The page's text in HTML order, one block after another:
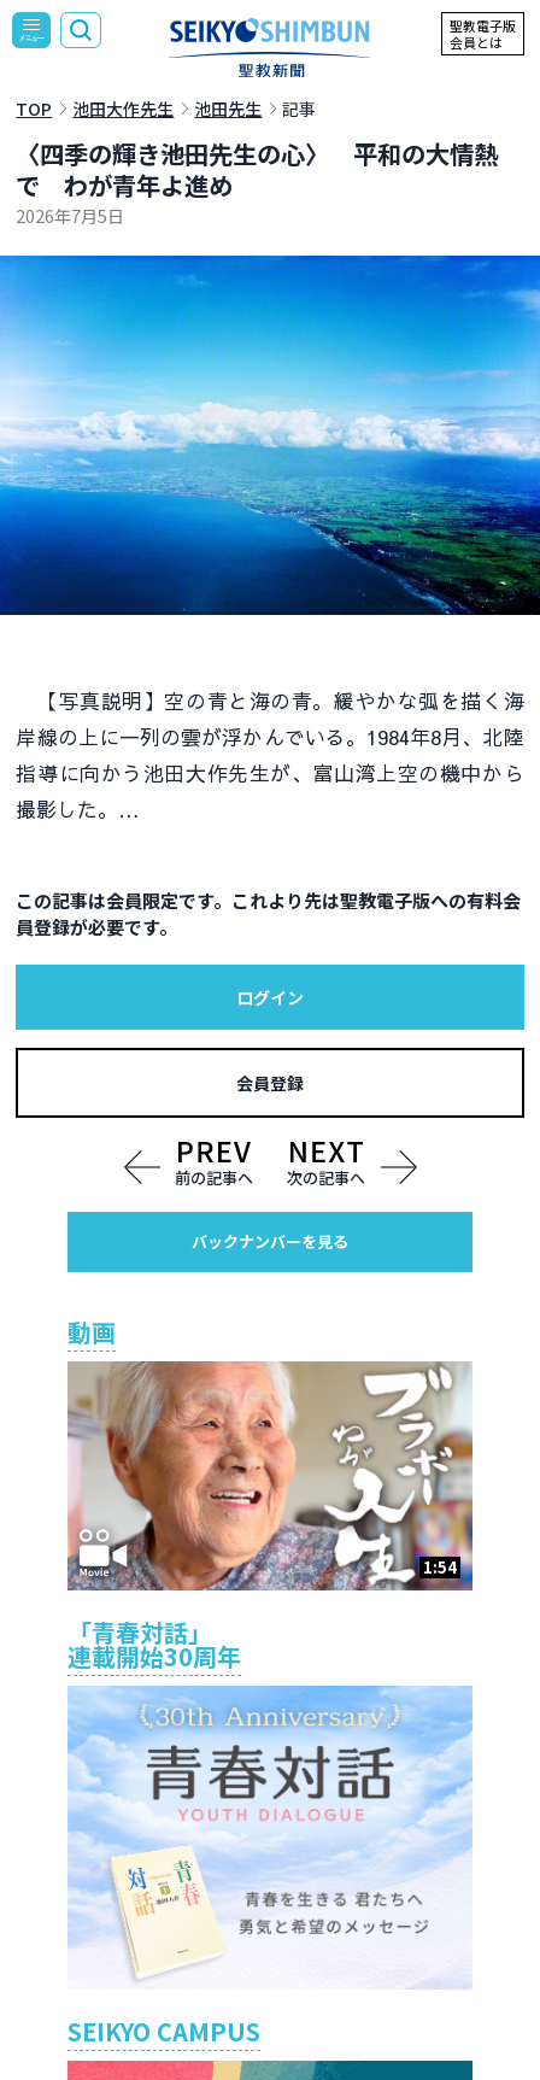
聖教電子版
会員とは
TOP 池田大作先生 池田先生 記事
〈四季の輝き――池田先生の心〉 平和の大情熱
で わが青年よ進め
2026年7月5日
【写真説明】空の青と海の青。緩やかな弧を描く海
岸線の上に一列の雲が浮かんでいる。1984年8月、北陸
指導に向かう池田大作先生が、富山湾上空の機中から
撮影した。…
この記事は会員限定です。これより先は聖教電子版への有料会
員登録が必要です。
ログイン
会員登録
前の記事へ 次の記事へ
バックナンバーを見る
動画
1:54
「青春対話」
連載開始30周年
SEIKYO CAMPUS